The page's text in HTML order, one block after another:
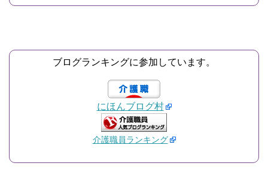
ブログランキングに参加しています。
にほんブログ村
介護職員ランキング